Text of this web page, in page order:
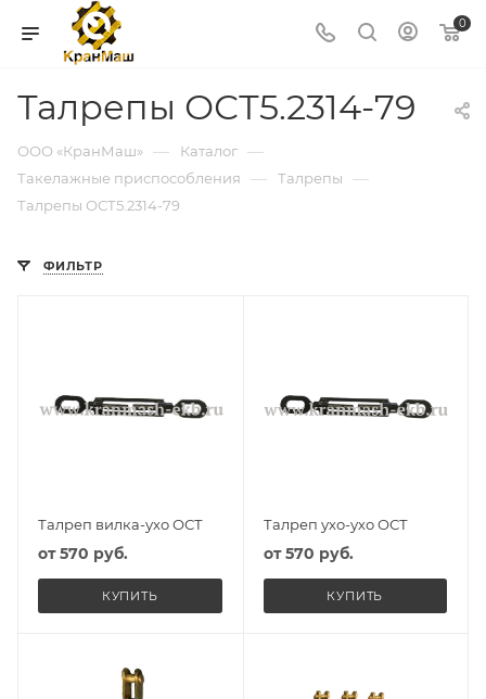
0
Талрепы ОСТ5.2314-79
ООО «КранМаш» — Каталог —
Такелажные приспособления — Талрепы —
Талрепы ОСТ5.2314-79
ФИЛЬТР
Талреп вилка-ухо ОСТ
от570 руб.
КУПИТЬ
Талреп ухо-ухо ОСТ
от570 руб.
КУПИТЬ